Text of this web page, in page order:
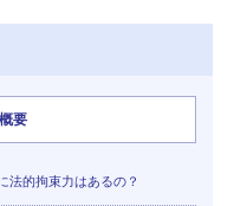
要
法的拘束力はあるの？